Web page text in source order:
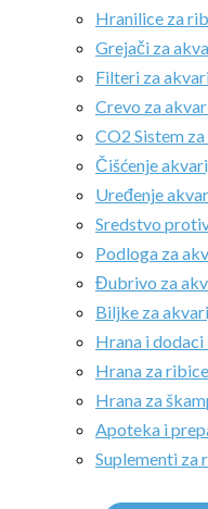
Hranilice za
Grejači za
Filteri za
Crevo za
CO2 Sistem
Čišćenje
Uređenje
Sredstvo
Podloga za
Đubrivo za
Biljke za
Hrana i dodaci
Hrana za ribice
Hrana za
Apoteka i
Suplementi za